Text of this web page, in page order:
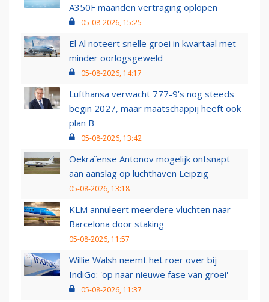
A350F maanden vertraging oplopen
05-08-2026, 15:25
El Al noteert snelle groei in kwartaal met
minder oorlogsgeweld
05-08-2026, 14:17
Lufthansa verwacht 777-9’s nog steeds
begin 2027, maar maatschappij heeft ook
plan B
05-08-2026, 13:42
Oekraïense Antonov mogelijk ontsnapt
aan aanslag op luchthaven Leipzig
05-08-2026, 13:18
KLM annuleert meerdere vluchten naar
Barcelona door staking
05-08-2026, 11:57
Willie Walsh neemt het roer over bij
IndiGo: 'op naar nieuwe fase van groei'
05-08-2026, 11:37